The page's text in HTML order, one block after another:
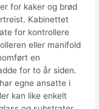
for kaker og brød
Kabinettet
for kontrollere
eller manifold
en
for to år siden.
egne ansatte i
kan like enkelt